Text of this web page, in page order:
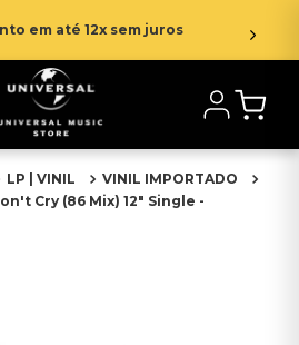
em até 12x sem juros
LP | VINIL
VINIL IMPORTADO
Cry (86 Mix) 12" Single -